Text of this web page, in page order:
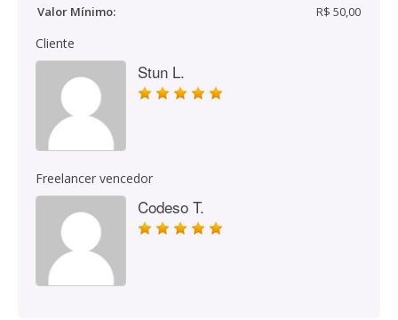
Valor Mínimo:
R$ 50,00
Cliente
Stun L.
Freelancer vencedor
Codeso T.